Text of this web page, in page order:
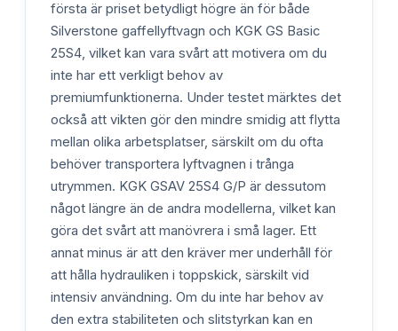
första är priset betydligt högre än för både
Silverstone gaffellyftvagn och KGK GS Basic
25S4, vilket kan vara svårt att motivera om du
inte har ett verkligt behov av
premiumfunktionerna. Under testet märktes det
också att vikten gör den mindre smidig att flytta
mellan olika arbetsplatser, särskilt om du ofta
behöver transportera lyftvagnen i trånga
utrymmen. KGK GSAV 25S4 G/P är dessutom
något längre än de andra modellerna, vilket kan
göra det svårt att manövrera i små lager. Ett
annat minus är att den kräver mer underhåll för
att hålla hydrauliken i toppskick, särskilt vid
intensiv användning. Om du inte har behov av
den extra stabiliteten och slitstyrkan kan en